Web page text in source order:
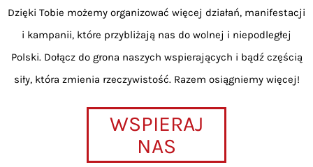
Dzięki Tobie możemy organizować więcej działań, manifestacji
i kampanii, które przybliżają nas do wolnej i niepodległej
Polski. Dołącz do grona naszych wspierających i bądź częścią
siły, która zmienia rzeczywistość. Razem osiągniemy więcej!
WSPIERAJ
NAS